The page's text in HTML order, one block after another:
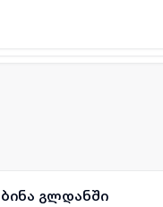
გლდანში